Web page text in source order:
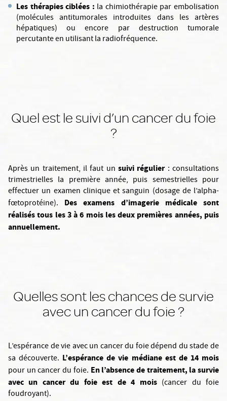
Les thérapies ciblées : la chimiothérapie par embolisation
(molécules antitumorales introduites dans les artères
hépatiques) ou encore par destruction tumorale
percutante en utilisant la radiofréquence.
Quel est le suivi d’un cancer du foie
?
Après un traitement, il faut un suivi régulier: consultations
trimestrielles la première année, puis semestrielles pour
effectuer un examen clinique et sanguin (dosage de l’alpha-
fœtoprotéine).
Des examens d’imagerie médicale sont
réalisés tous les 3 à 6 mois les deux premières années, puis
annuellement.
Quelles sont les chances de survie
avec un cancer du foie ?
L’espérance de vie avec un cancer du foie dépend du stade de
sa découverte. L’espérance de vie médiane est de 14 mois
pour un cancer du foie. En l’absence de traitement, la survie
avec un cancer du foie est de 4 mois(cancer du foie
foudroyant).